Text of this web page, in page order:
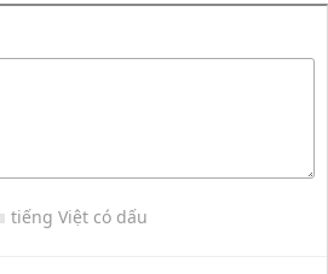
tiếng Việt có dấu